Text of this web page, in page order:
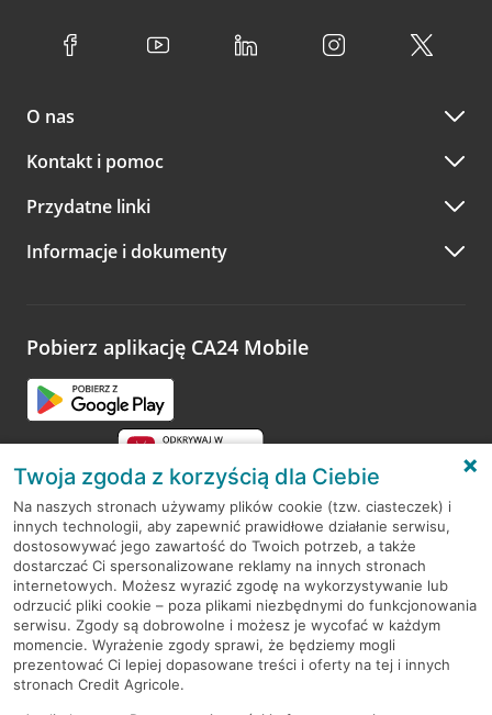
O nas
Kontakt i pomoc
Przydatne linki
Informacje i dokumenty
Pobierz aplikację CA24 Mobile
RODO
Regulamin serwisu
Mapa serwisu
PolitykaCookies
Twoja zgoda z korzyścią dla Ciebie
Na naszych stronach używamy plików cookie (tzw. ciasteczek) i
innych technologii, aby zapewnić prawidłowe działanie serwisu,
dostosowywać jego zawartość do Twoich potrzeb, a także
dostarczać Ci spersonalizowane reklamy na innych stronach
internetowych. Możesz wyrazić zgodę na wykorzystywanie lub
odrzucić pliki cookie – poza plikami niezbędnymi do funkcjonowania
serwisu. Zgody są dobrowolne i możesz je wycofać w każdym
momencie. Wyrażenie zgody sprawi, że będziemy mogli
prezentować Ci lepiej dopasowane treści i oferty na tej i innych
stronach Credit Agricole.